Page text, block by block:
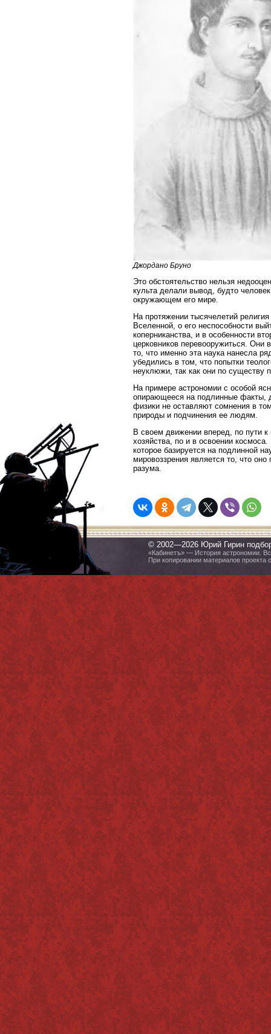
Джордано Бруно
Это обстоятельство нельзя
культа делали вывод, будто
окружающем его мире.
На протяжении тысячелетий
Вселенной, о его неспособности
коперниканства, и в особенности
церковников перевооружиться. Они
то, что именно эта наука нанесла
убедились в том, что попытки
неуклюжи, так как они по существу
На примере астрономии с особой
опирающееся на подлинные факты,
физики не оставляют сомнения в
природы и подчинения ее людям.
В своем движении вперед, по пути
хозяйства, по и в освоении
которое базируется на подлинной
мировоззрения является то, что
разума.
© 2002—2026 Юрий Гирин
«Кабинетъ» — История астрономии.
При копировании материалов проекта